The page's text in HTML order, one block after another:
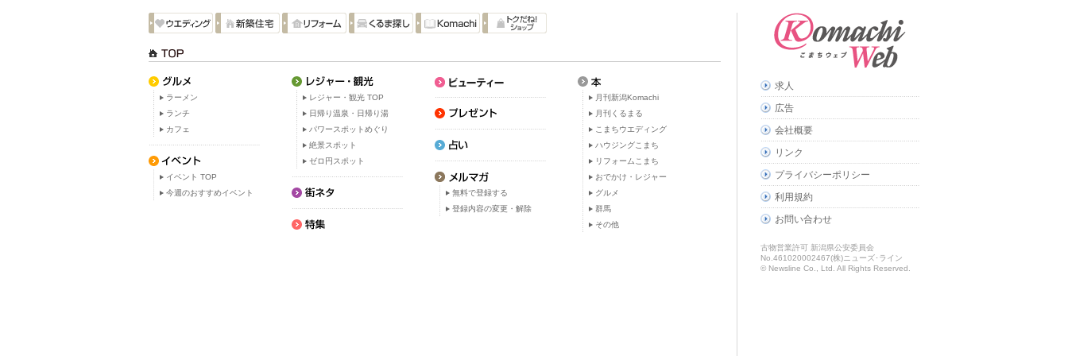
ラーメン
ランチ
カフェ
イベント TOP
今週のおすすめイベント
レジャー・観光 TOP
日帰り温泉・日帰り湯
パワースポットめぐり
絶景スポット
ゼロ円スポット
無料で登録する
登録内容の変更・解除
月刊新潟Komachi
月刊くるまる
こまちウエディング
ハウジングこまち
リフォームこまち
おでかけ・レジャー
グルメ
群馬
その他
求人
広告
会社概要
リンク
プライバシーポリシー
利用規約
お問い合わせ
古物営業許可 新潟県公安委員会
No.461020002467(株)ニューズ･ライン
© Newsline Co., Ltd. All Rights Reserved.